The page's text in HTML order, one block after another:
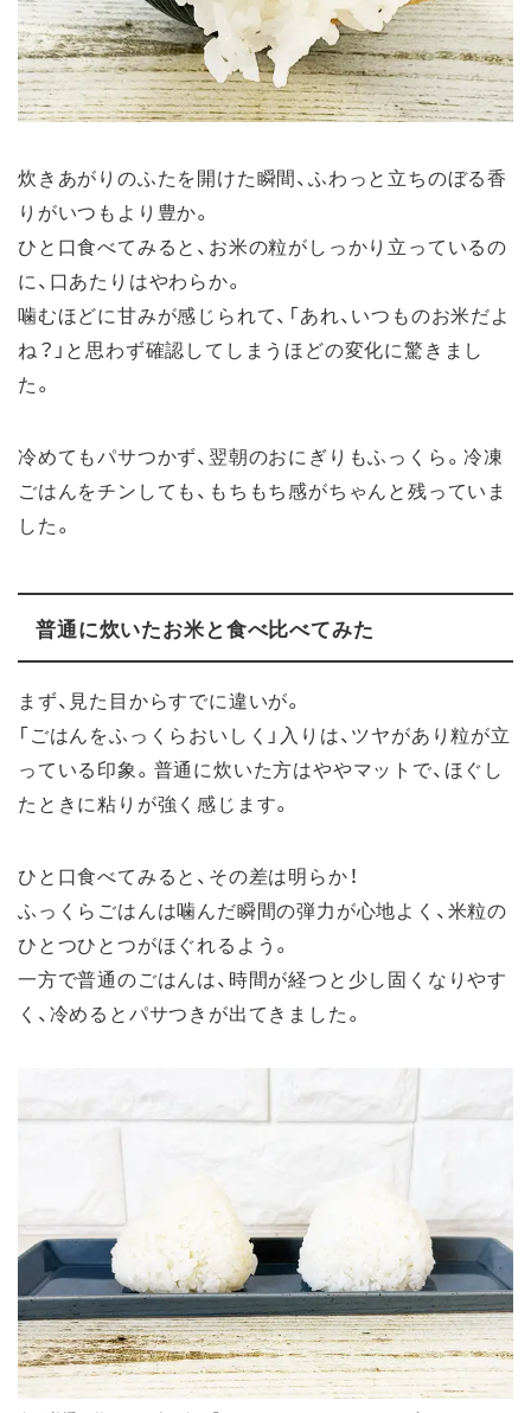
炊きあがりのふたを開けた瞬間、ふわっと立ちのぼる香
りがいつもより豊か。
ひと口食べてみると、お米の粒がしっかり立っているの
に、口あたりはやわらか。
噛むほどに甘みが感じられて、「あれ、いつものお米だよ
ね？」と思わず確認してしまうほどの変化に驚きまし
た。
冷めてもパサつかず、翌朝のおにぎりもふっくら。冷凍
ごはんをチンしても、もちもち感がちゃんと残っていま
した。
普通に炊いたお米と食べ比べてみた
まず、見た目からすでに違いが。
「ごはんをふっくらおいしく」入りは、ツヤがあり粒が立
っている印象。普通に炊いた方はややマットで、ほぐし
たときに粘りが強く感じます。
ひと口食べてみると、その差は明らか！
ふっくらごはんは噛んだ瞬間の弾力が心地よく、米粒の
ひとつひとつがほぐれるよう。
一方で普通のごはんは、時間が経つと少し固くなりやす
く、冷めるとパサつきが出てきました。